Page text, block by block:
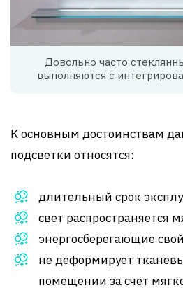
Довольно часто
выполняются с
К основным достоинствам
подсветки относятся:
длительный срок
свет распространяется
энергосберегающие
не деформирует
помещении за счет